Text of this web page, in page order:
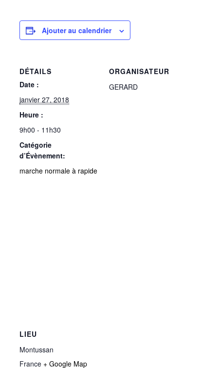
Ajouter au calendrier
DÉTAILS
Date :
janvier 27, 2018
Heure :
9h00 - 11h30
Catégorie
d’Évènement:
marche normale à rapide
ORGANISATEUR
GERARD
LIEU
Montussan
France + Google Map